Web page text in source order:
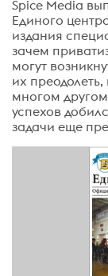
Spice Media
Единого
издания
зачем
могут
их
многом
успехов
задачи еще